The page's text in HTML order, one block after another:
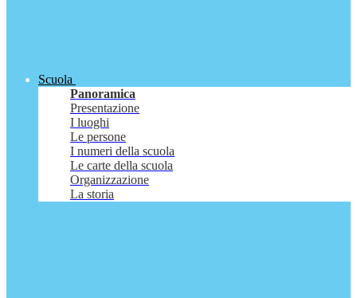
Scuola
Panoramica
Presentazione
I luoghi
Le persone
I numeri della scuola
Le carte della scuola
Organizzazione
La storia